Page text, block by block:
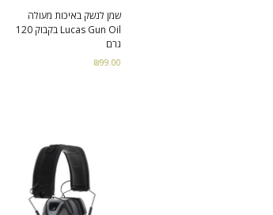
שמן לנשק באיכות מעולה
Lucas Gun Oil בקבוק 120
גרם
₪99.00